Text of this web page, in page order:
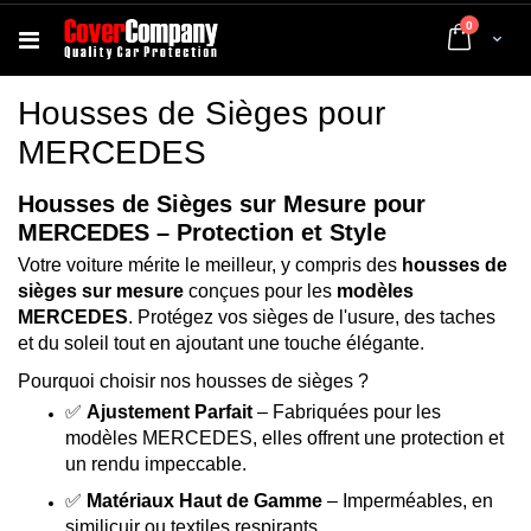
Cart
0 articles
Housses de Sièges pour
MERCEDES
Housses de Sièges sur Mesure pour
MERCEDES – Protection et Style
Votre voiture mérite le meilleur, y compris des housses de
sièges sur mesure conçues pour les modèles
MERCEDES. Protégez vos sièges de l'usure, des taches
et du soleil tout en ajoutant une touche élégante.
Pourquoi choisir nos housses de sièges ?
✅ Ajustement Parfait – Fabriquées pour les
modèles MERCEDES, elles offrent une protection et
un rendu impeccable.
✅ Matériaux Haut de Gamme – Imperméables, en
similicuir ou textiles respirants.